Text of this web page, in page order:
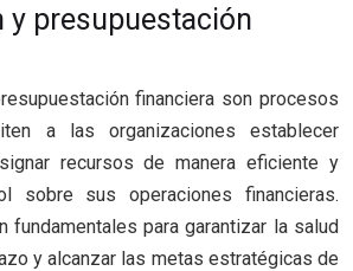
y presupuestación
financiera son procesos
a las organizaciones establecer
recursos de manera eficiente y
sobre sus operaciones financieras.
fundamentales para garantizar la salud
y alcanzar las metas estratégicas de